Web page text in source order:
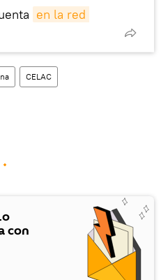
en la red
CELAC
con